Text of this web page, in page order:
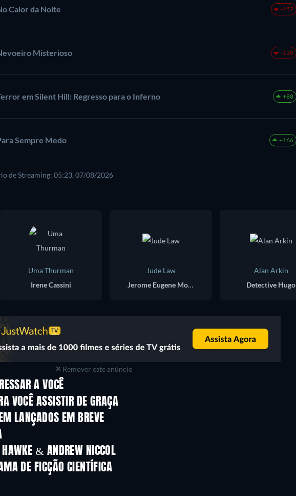
Calor da Noite -157
Misterioso -130
em Silent Hill: Regresso para o Inferno +88
Sempre Medo +166
de Streaming: 05:23, 07/08/2026
Uma Thurman
Irene Cassini
Jude Law
Jerome Eugene Morrow
Alan Arkin
Detective Hugo
Remover este anúncio
A VOCÊ
VOCÊ ASSISTIR DE GRAÇA
LANÇADOS EM BREVE
& ANDREW NICCOL
DE FICÇÃO CIENTÍFICA
Série